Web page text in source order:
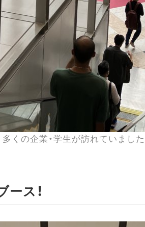
多くの企業・学生が訪れていました
ス！